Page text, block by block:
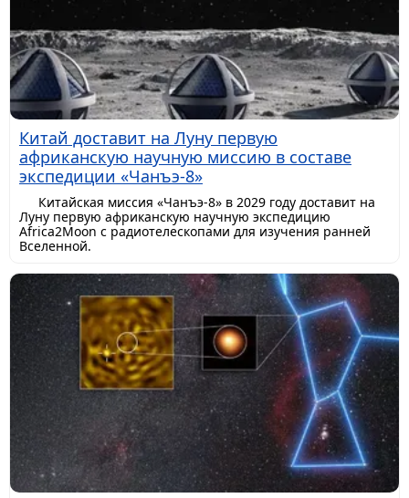
Китай доставит на Луну первую
африканскую научную миссию в составе
экспедиции «Чанъэ-8»
Китайская миссия «Чанъэ-8» в 2029 году доставит на
Луну первую африканскую научную экспедицию
Africa2Moon с радиотелескопами для изучения ранней
Вселенной.